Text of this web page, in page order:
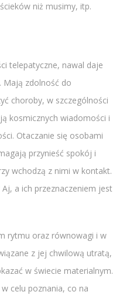
niż musimy, itp.
telepatyczne, nawal daje
Mają zdolność do
choroby, w szczególności
kosmicznych wiadomości i
Otaczanie się osobami
przynieść spokój i
wchodzą z nimi w kontakt.
a ich przeznaczeniem jest
rytmu oraz równowagi i w
z jej chwilową utratą,
w świecie materialnym.
celu poznania, co na